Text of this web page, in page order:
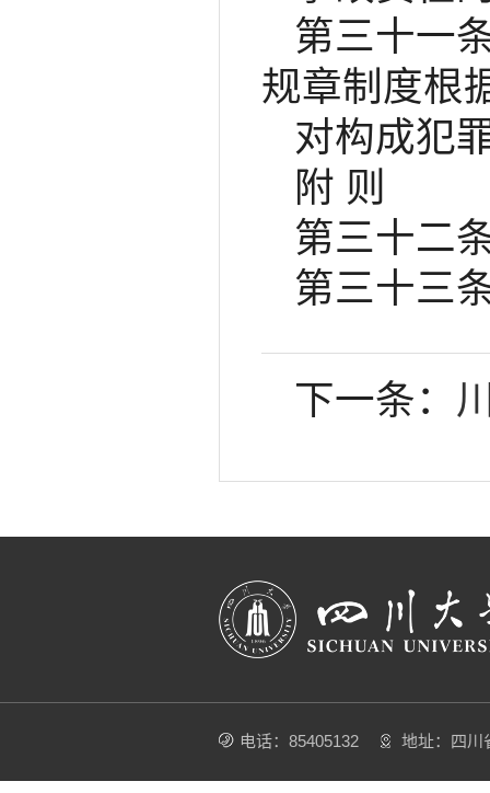
第三十一
规章制度根
对构成犯
附 则
第三十二
第三十三
下一条：
电话：85405132 地址：四川